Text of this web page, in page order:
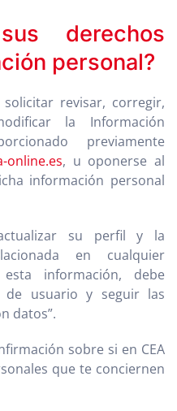
derechos
personal?
revisar, corregir,
la Información
previamente
online.es, u oponerse al
información personal
su perfil y la
en cualquier
información, debe
de usuario y seguir las
datos”.
sobre si en CEA
que te conciernen